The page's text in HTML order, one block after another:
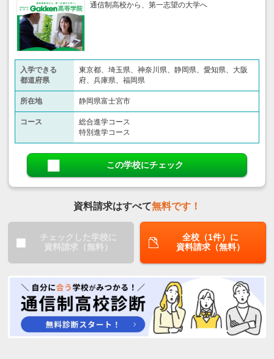
通信制高校から、第一志望の大学へ
入学できる
都道府県
東京都、埼玉県、神奈川県、静岡県、愛知県、大阪
府、兵庫県、福岡県
所在地 静岡県富士宮市
コース
総合進学コース
特別進学コース
この学校にチェック
資料請求はすべて無料です！
チェックした学校に
資料請求（無料）
全校（1件）に
資料請求（無料）